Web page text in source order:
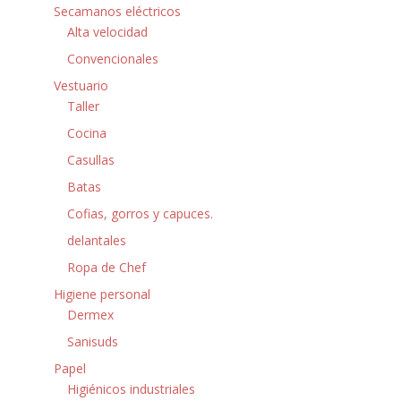
Secamanos eléctricos
Alta velocidad
Convencionales
Vestuario
Taller
Cocina
Casullas
Batas
Cofias, gorros y capuces.
delantales
Ropa de Chef
Higiene personal
Dermex
Sanisuds
Papel
Higiénicos industriales